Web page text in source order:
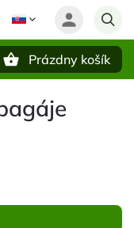
Prázdny košík